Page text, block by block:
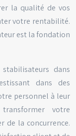
la qualité de vos
votre rentabilité.
est la fondation
dans
dans des
personnel à leur
votre
de la concurrence.